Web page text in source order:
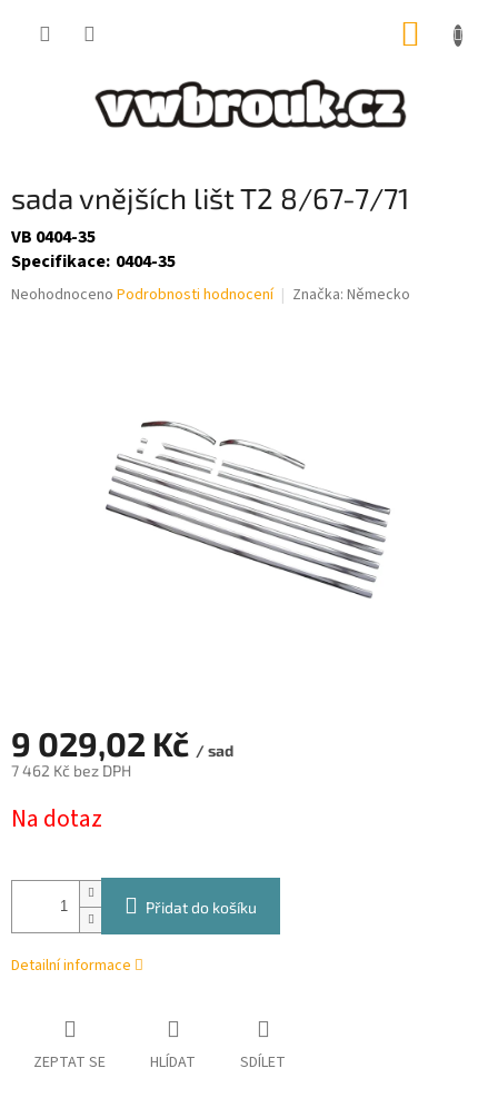
sada vnějších lišt T2 8/67-7/71
VB 0404-35
Specifikace: 0404-35
Průměrné
Neohodnoceno Podrobnosti hodnocení Značka: Německo
9 029,02 Kč / sad
7 462 Kč bez DPH
cena:
Na dotaz
Přidat do košíku
Detailní informace
ZEPTAT SE HLÍDAT SDÍLET